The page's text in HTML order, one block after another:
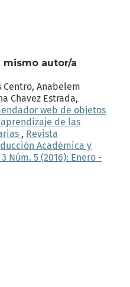
autor/a
Centro, Anabelem
Chavez Estrada,
web de objetos
de las
, Revista
Académica y
Núm. 5 (2016): Enero -